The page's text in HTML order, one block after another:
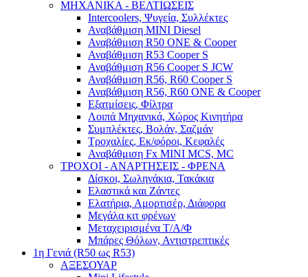
ΜΗΧΑΝΙΚΑ - ΒΕΛΤΙΩΣΕΙΣ
Intercoolers, Ψυγεία, Συλλέκτες
Αναβάθμιση MINI Diesel
Αναβάθμιση R50 ONE & Cooper
Αναβάθμιση R53 Cooper S
Αναβάθμιση R56 Cooper S JCW
Αναβάθμιση R56, R60 Cooper S
Αναβάθμιση R56, R60 ONE & Cooper
Εξατμίσεις, Φίλτρα
Λοιπά Μηχανικά, Χώρος Κινητήρα
Συμπλέκτες, Βολάν, Σαζμάν
Τροχαλίες, Εκ/φόροι, Κεφαλές
Αναβάθμιση Fx MINI MCS, MC
ΤΡΟΧΟΙ - ΑΝΑΡΤΗΣΕΙΣ - ΦΡΕΝΑ
Δίσκοι, Σωληνάκια, Τακάκια
Ελαστικά και Ζάντες
Ελατήρια, Αμορτισέρ, Διάφορα
Μεγάλα κιτ φρένων
Μεταχειρισμένα Τ/Α/Φ
Μπάρες Θόλων, Αντιστρεπτικές
1η Γενιά (R50 ως R53)
ΑΞΕΣΟΥΑΡ